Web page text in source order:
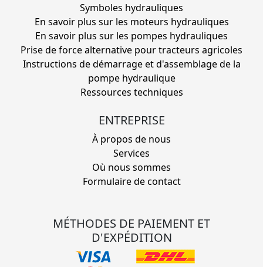
Symboles hydrauliques
En savoir plus sur les moteurs hydrauliques
En savoir plus sur les pompes hydrauliques
Prise de force alternative pour tracteurs agricoles
Instructions de démarrage et d'assemblage de la
pompe hydraulique
Ressources techniques
ENTREPRISE
À propos de nous
Services
Où nous sommes
Formulaire de contact
MÉTHODES DE PAIEMENT ET
D'EXPÉDITION